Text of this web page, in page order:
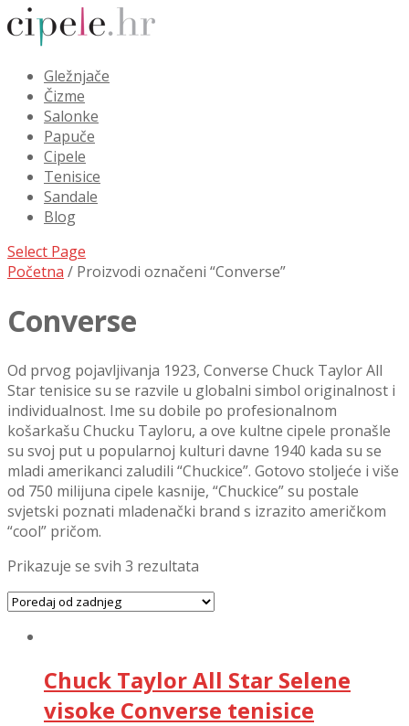
Gležnjače
Čizme
Salonke
Papuče
Cipele
Tenisice
Sandale
Blog
Select Page
Početna / Proizvodi označeni “Converse”
Converse
Od prvog pojavljivanja 1923, Converse Chuck Taylor All
Star tenisice su se razvile u globalni simbol originalnost i
individualnost. Ime su dobile po profesionalnom
košarkašu Chucku Tayloru, a ove kultne cipele pronašle
su svoj put u popularnoj kulturi davne 1940 kada su se
mladi amerikanci zaludili “Chuckice”. Gotovo stoljeće i više
od 750 milijuna cipele kasnije, “Chuckice” su postale
svjetski poznati mladenački brand s izrazito američkom
“cool” pričom.
Prikazuje se svih 3 rezultata
Chuck Taylor All Star Selene
visoke Converse tenisice